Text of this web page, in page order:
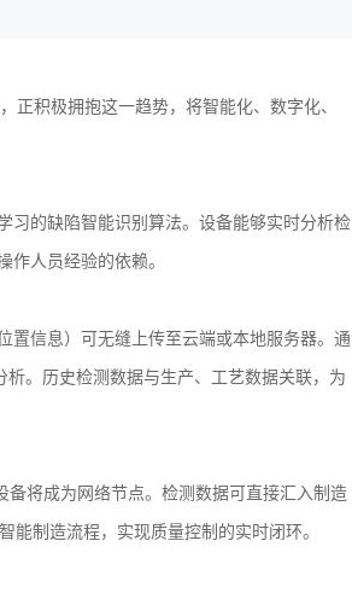
正积极拥抱这一趋势，将智能化、数字化、
习的缺陷智能识别算法。设备能够实时分析检
人员经验的依赖。
置信息）可无缝上传至云端或本地服务器。通
。历史检测数据与生产、工艺数据关联，为
将成为网络节点。检测数据可直接汇入制造
制造流程，实现质量控制的实时闭环。